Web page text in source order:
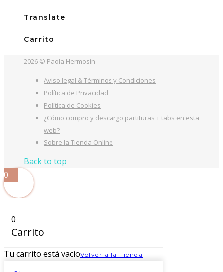
Translate
Carrito
2026 © Paola Hermosín
Aviso legal & Términos y Condiciones
Política de Privacidad
Política de Cookies
¿Cómo compro y descargo partituras + tabs en esta
web?
Sobre la Tienda Online
Back to top
0
0
Carrito
Tu carrito está vacíoVolver a la Tienda